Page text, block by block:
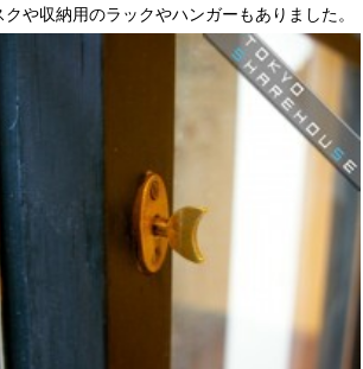
や収納用のラックやハンガーもありました。